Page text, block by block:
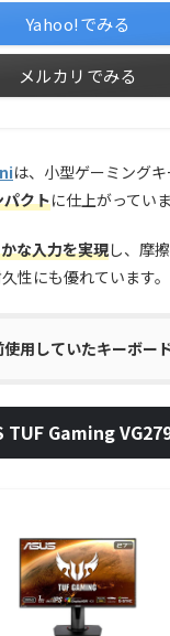
Yahoo!でみる
メルカリでみる
は、小型ゲーミングキ
クトに仕上がっていま
な入力を実現し、摩
性にも優れています。
使用していたキーボー
TUF Gaming